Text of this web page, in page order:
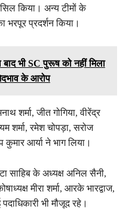
किया। अन्य टीमों के
भरपूर प्रदर्शन किया।
भी SC पुरूष को नहीं मिला
के आरोप
शर्मा, जीत गोगिया, वीरेंद्र
शर्मा, रमेश चोपड़ा, सरोज
आर्या ने भाग लिया।
साहिब के अध्यक्ष अनिल सैनी,
मीरा शर्मा, आरके भारद्वाज,
भी मौजूद रहे।